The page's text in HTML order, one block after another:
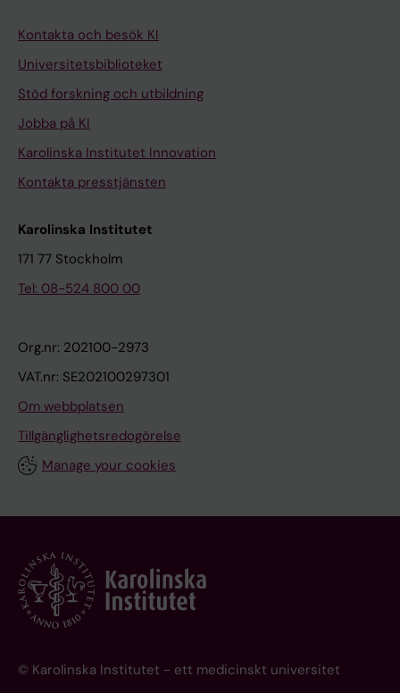
Kontakta och besök KI
Universitetsbiblioteket
Stöd forskning och utbildning
Jobba på KI
Karolinska Institutet Innovation
Kontakta presstjänsten
Karolinska Institutet
171 77 Stockholm
Tel: 08-524 800 00
Org.nr: 202100-2973
VAT.nr: SE202100297301
Om webbplatsen
Tillgänglighetsredogörelse
Manage your cookies
© Karolinska Institutet - ett medicinskt universitet